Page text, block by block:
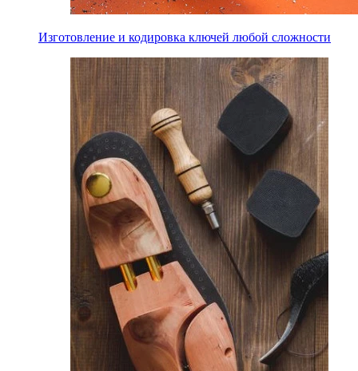
Изготовление и кодировка ключей любой сложности